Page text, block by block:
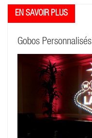
Gobos Personnalisés